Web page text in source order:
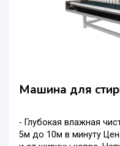
Машина для
- Глубокая влажная
5м до 10м в минуту